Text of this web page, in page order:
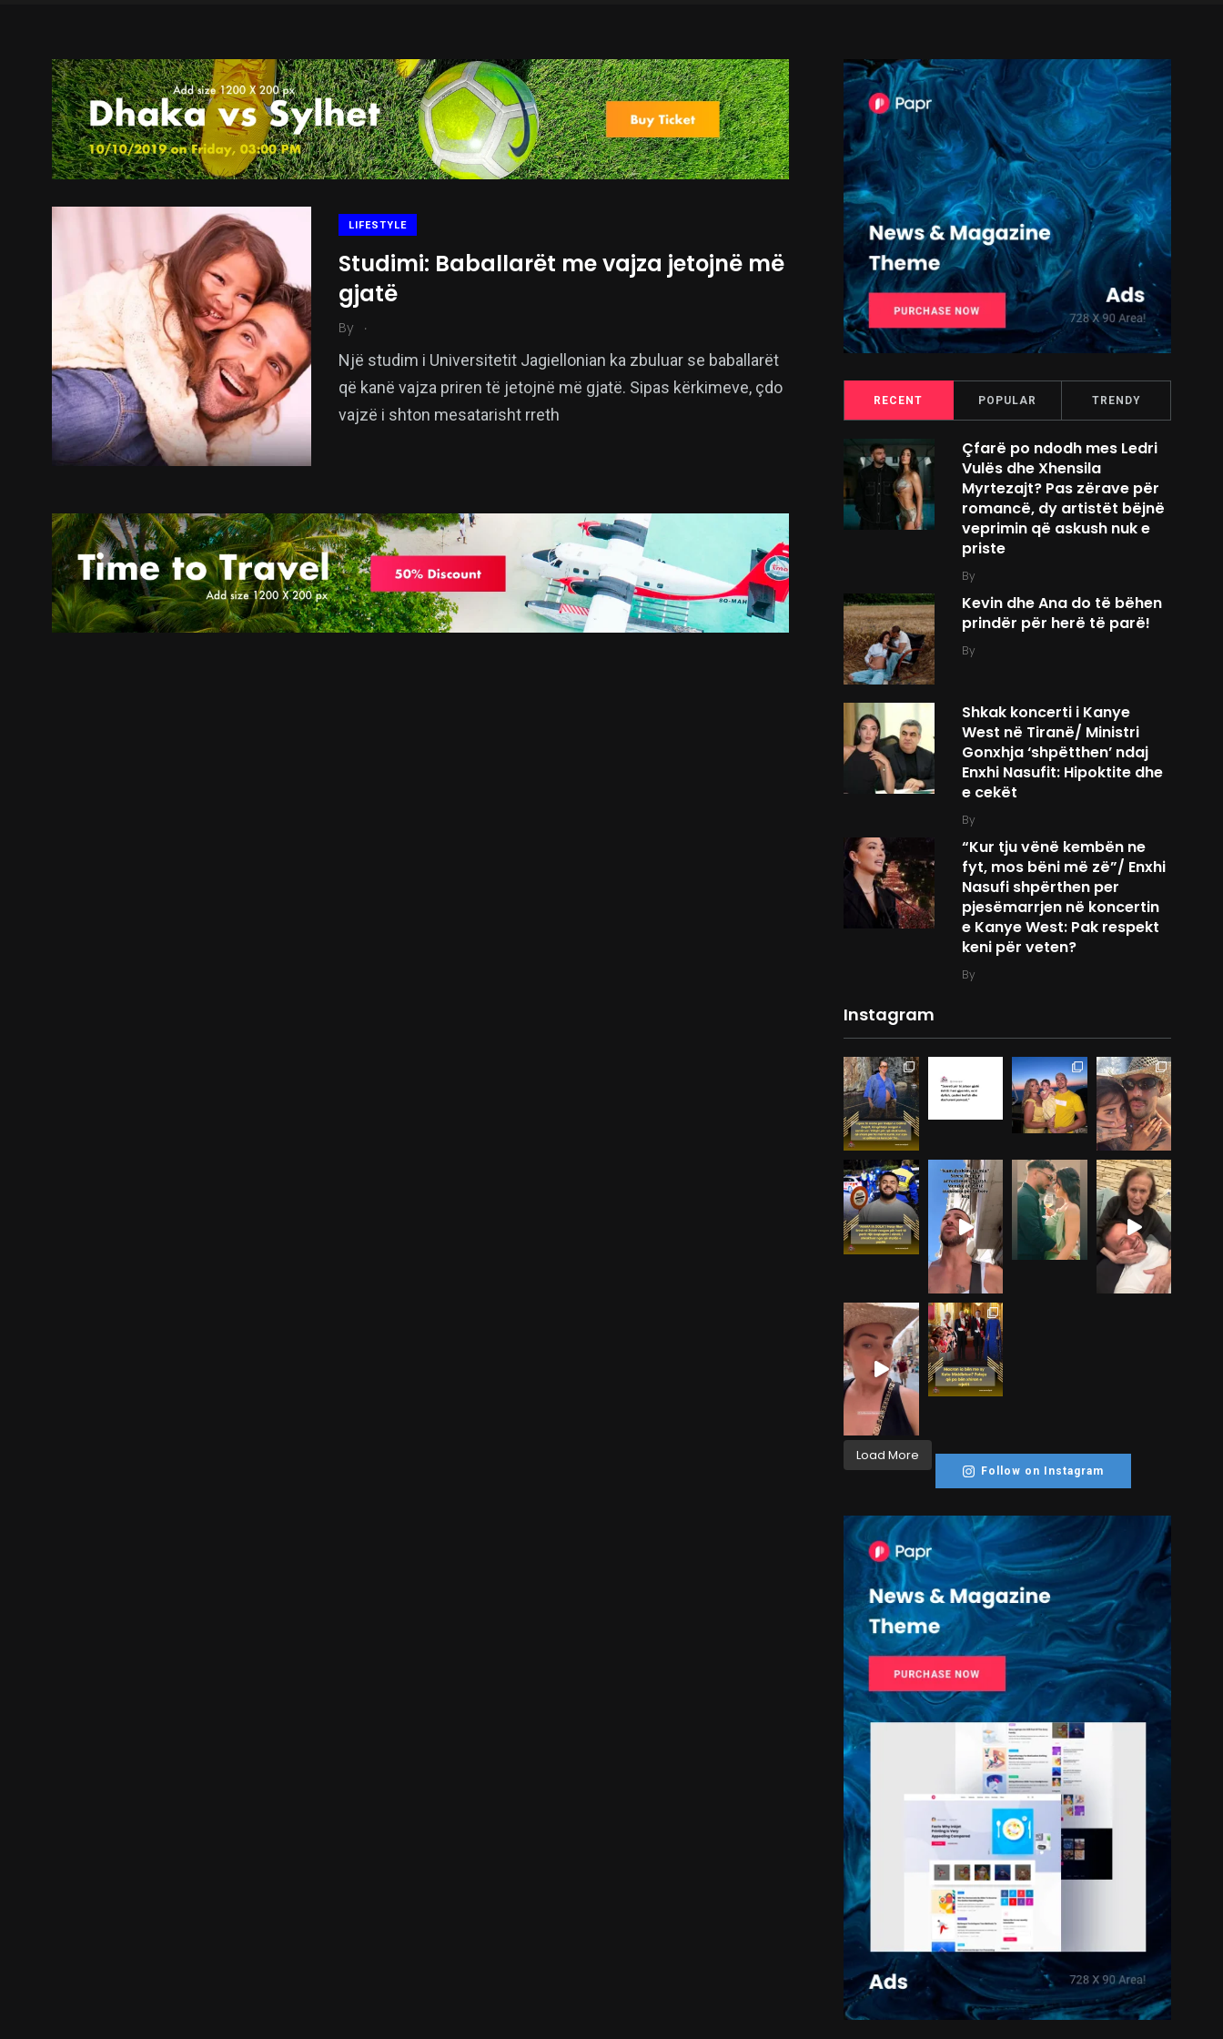
LIFESTYLE
Studimi: Baballarët me vajza jetojnë më
gjatë
By .
Një studim i Universitetit Jagiellonian ka zbuluar se baballarët
që kanë vajza priren të jetojnë më gjatë. Sipas kërkimeve, çdo
vajzë i shton mesatarisht rreth
RECENT POPULAR TRENDY
Çfarë po ndodh mes Ledri
Vulës dhe Xhensila
Myrtezajt? Pas zërave për
romancë, dy artistët bëjnë
veprimin që askush nuk e
priste
By
Kevin dhe Ana do të bëhen
prindër për herë të parë!
By
Shkak koncerti i Kanye
West në Tiranë/ Ministri
Gonxhja ‘shpëtthen’ ndaj
Enxhi Nasufit: Hipoktite dhe
e cekët
By
“Kur tju vënë kembën ne
fyt, mos bëni më zë”/ Enxhi
Nasufi shpërthen per
pjesëmarrjen në koncertin
e Kanye West: Pak respekt
keni për veten?
By
Instagram
Load More
Follow on Instagram